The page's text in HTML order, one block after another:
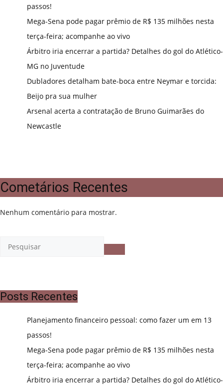
passos!
Mega-Sena pode pagar prêmio de R$ 135 milhões nesta
terça-feira; acompanhe ao vivo
Árbitro iria encerrar a partida? Detalhes do gol do Atlético-
MG no Juventude
Dubladores detalham bate-boca entre Neymar e torcida:
Beijo pra sua mulher
Arsenal acerta a contratação de Bruno Guimarães do
Newcastle
Cometários Recentes
Nenhum comentário para mostrar.
Posts Recentes
Planejamento financeiro pessoal: como fazer um em 13
passos!
Mega-Sena pode pagar prêmio de R$ 135 milhões nesta
terça-feira; acompanhe ao vivo
Árbitro iria encerrar a partida? Detalhes do gol do Atlético-